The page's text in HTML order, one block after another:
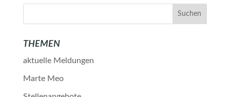
THEMEN
aktuelle Meldungen
Marte Meo